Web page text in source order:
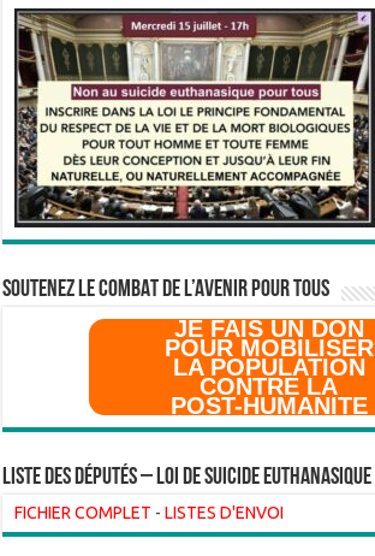
SOUTENEZ LE COMBAT DE L’AVenir pour Tous
JE FAIS UN DON
POUR MOBILISER
LA POPULATION
CONTRE LA
POST-HUMANITE
Liste des Députés – Loi de suicide euthanasique
FICHIER COMPLET -LISTES D'ENVOI